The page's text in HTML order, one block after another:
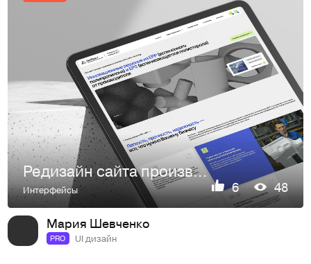
Редизайн сайта производственной компании «ПолПласт»
Интерфейсы 6 48
Мария Шевченко
PRO UI дизайн